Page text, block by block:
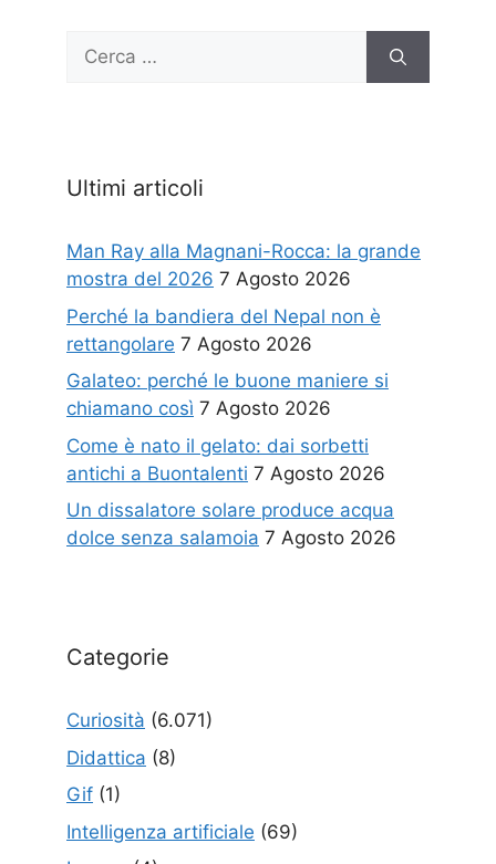
Ricerca
Ultimi articoli
Man Ray alla Magnani-Rocca: la grande
mostra del 2026 7 Agosto 2026
Perché la bandiera del Nepal non è
rettangolare 7 Agosto 2026
Galateo: perché le buone maniere si
chiamano così 7 Agosto 2026
Come è nato il gelato: dai sorbetti
antichi a Buontalenti 7 Agosto 2026
Un dissalatore solare produce acqua
dolce senza salamoia 7 Agosto 2026
Categorie
Curiosità (6.071)
Didattica (8)
Gif (1)
Intelligenza artificiale (69)